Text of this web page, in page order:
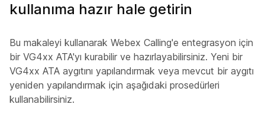
kullanıma hazır hale getirin
Bu makaleyi kullanarak Webex Calling'e entegrasyon için
bir VG4xx ATA'yı kurabilir ve hazırlayabilirsiniz. Yeni bir
VG4xx ATA aygıtını yapılandırmak veya mevcut bir aygıtı
yeniden yapılandırmak için aşağıdaki prosedürleri
kullanabilirsiniz.